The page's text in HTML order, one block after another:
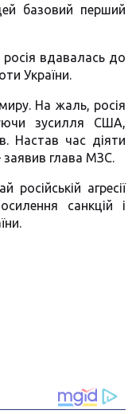
базовий перший
вдавалась до
України.
На жаль, росія
зусилля США,
Настав час діяти
заявив глава МЗС.
агресії
санкцій і